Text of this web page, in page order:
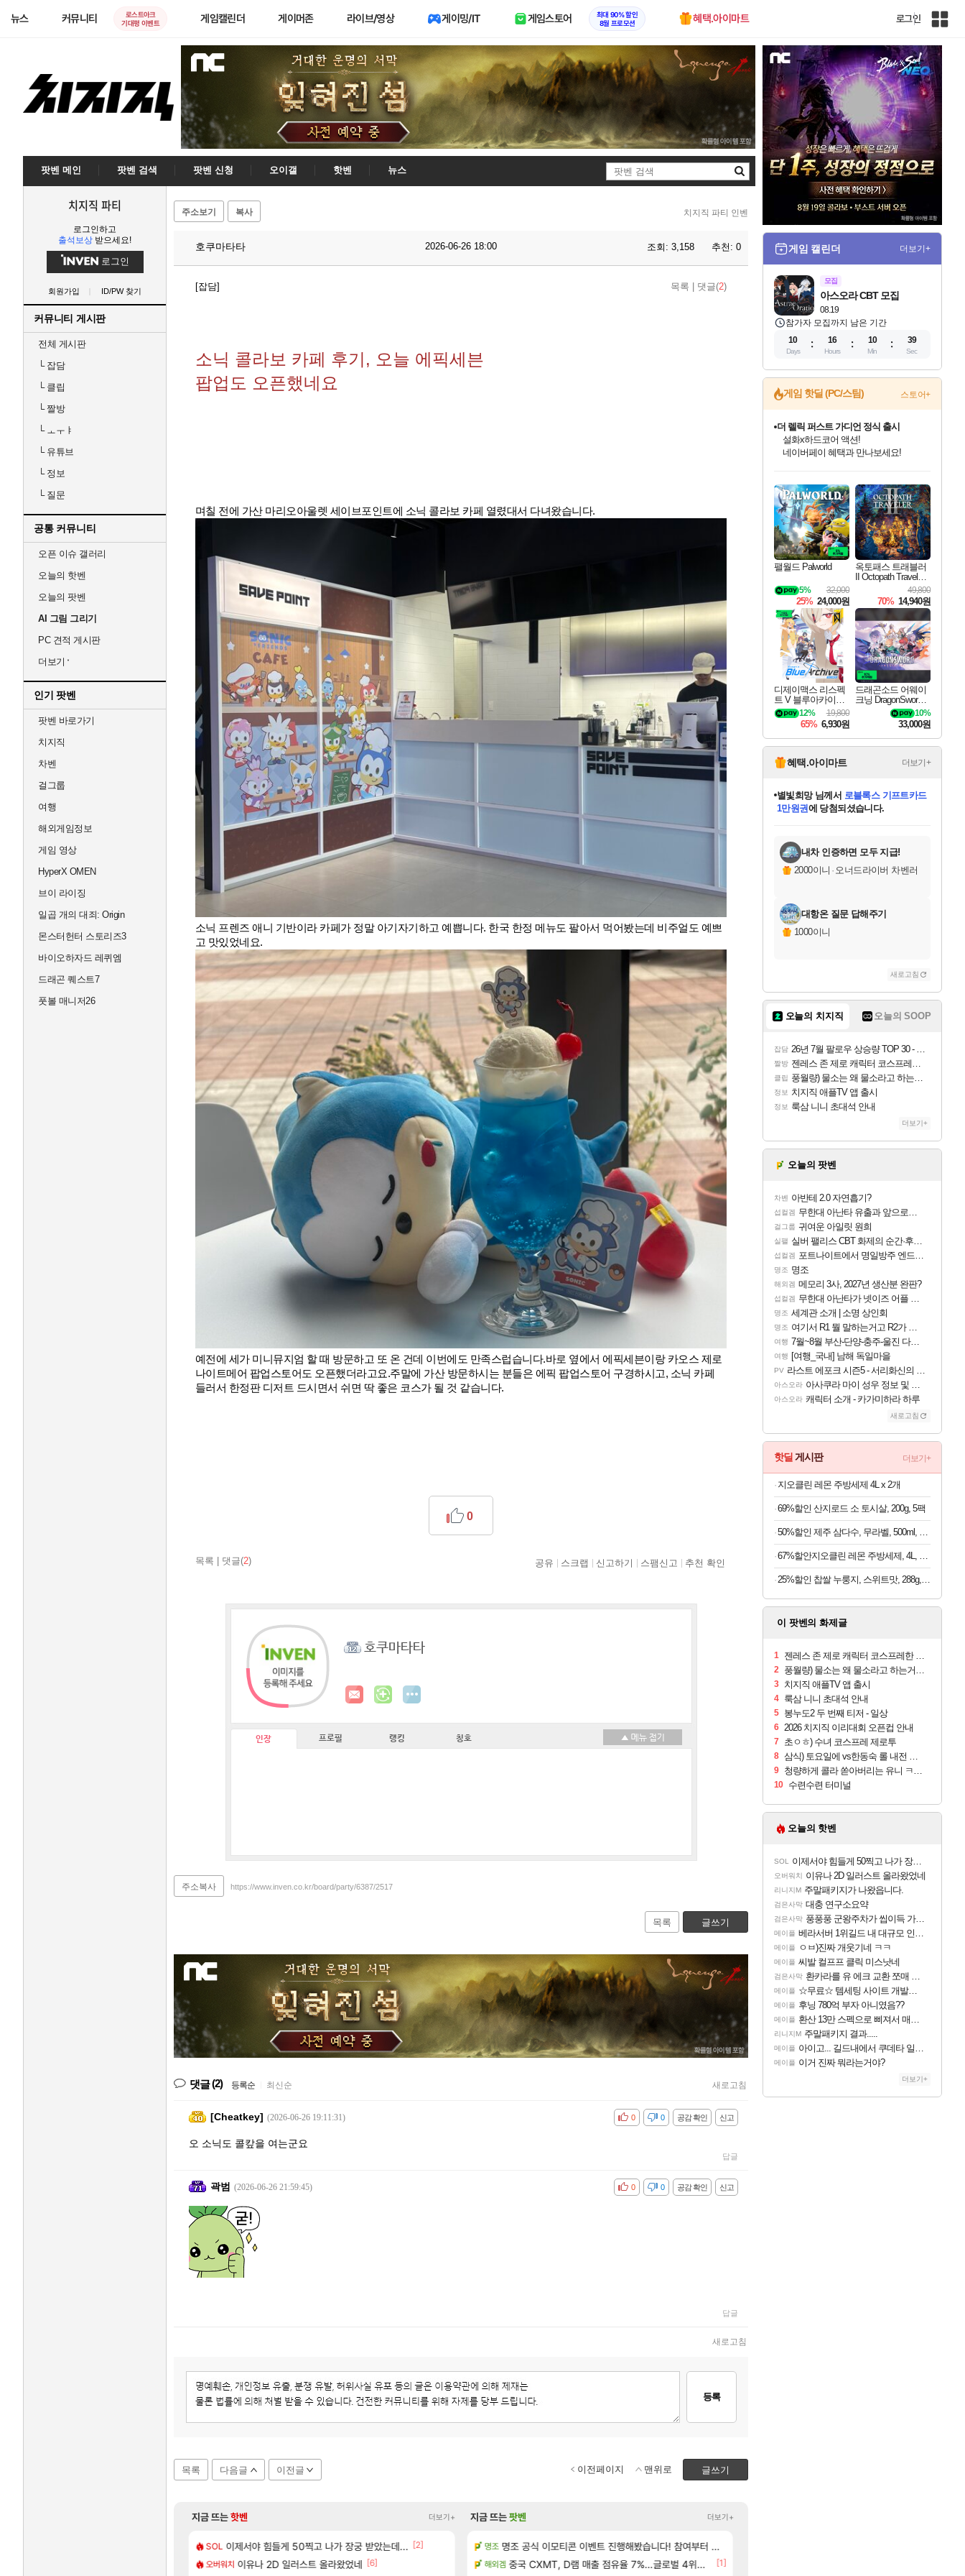
뉴스 커뮤니티
로스트아크
기대평 이벤트
게임캘린더 게이머존 라이브/영상 게이밍/IT 게임스토어
최대 90% 할인
8월 프로모션
혜택.아이마트 로그인
인
전
체
사
팟벤 메인 팟벤 검색 팟벤 신청 오이갤 핫벤
뉴스
검
치지직 파티
로그인하고
출석보상 받으세요!
로그인
회원가입 ID/PW 찾기
커뮤니티 게시판
전체 게시판
└잡담
└클립
└짤방
└ㅗㅜㅑ
└유튜브
└정보
└질문
공통 커뮤니티
오픈 이슈 갤러리
오늘의 핫벤
오늘의 팟벤
AI 그림 그리기
PC 견적 게시판
더보기
인기 팟벤
팟벤 바로가기
치지직
차벤
걸그룹
여행
해외게임정보
게임 영상
HyperX OMEN
브이 라이징
일곱 개의 대죄: Origin
몬스터헌터 스토리즈3
바이오하자드 레퀴엠
드래곤 퀘스트7
풋볼 매니저26
주소보기 복사 치지직 파티 인벤
호쿠마타타 2026-06-26 18:00 조회: 3,158 추천: 0
[잡담] 목록 댓글(2)
소닉 콜라보 카페 후기, 오늘 에픽세븐
팝업도 오픈했네요
며칠 전에 가산 마리오아울렛 세이브포인트에 소닉 콜라보 카페 열렸대서 다녀왔습니다.
소닉 프렌즈 애니 기반이라 카페가 정말 아기자기하고 예쁩니다. 한국 한정 메뉴도 팔아서 먹어봤는데 비주얼도 예쁘
고 맛있었네요.
예전에 세가 미니뮤지엄 할 때 방문하고 또 온 건데 이번에도 만족스럽습니다.바로 옆에서 에픽세븐이랑 카오스 제로
나이트메어 팝업스토어도 오픈했더라고요.주말에 가산 방문하시는 분들은 에픽 팝업스토어 구경하시고, 소닉 카페
들러서 한정판 디저트 드시면서 쉬면 딱 좋은 코스가 될 것 같습니다.
목록 댓글(2)
0
공유 스크랩 신고하기 스팸신고 추천 확인
호쿠마타타
인장 프로필 랭킹 칭호
주소복사 https://www.inven.co.kr/board/party/6387/2517
목록 글쓰기
댓글(2) 등록순 최신순 새로고침
[Cheatkey] (2026-06-26 19:11:31) 신고
공감 확인
비공감 0
0
오 소닉도 콜캎을 여는군요
답글
곽범 (2026-06-26 21:59:45) 신고
공감 확인
비공감 0
0
답글
새로고침
등록
목록 다음글 이전글 글쓰기
이전페이지 맨위로
지금 뜨는핫벤 더보기+
SOL 이제서야 힘들게 50찍고 나가 장궁 받았는데... [2]
오버워치 이유나 2D 일러스트 올라왔었네 [6]
메이플 베라서버 1위길드 내 대규모 인원이탈종용 추정사건
[254]
메이플 ㅇㅂ)진짜 개웃기네 ㅋㅋ [49]
지금 뜨는팟벤 더보기+
비스트 모든 엘리트 골렘 위치 공략 (30개) - 방랑 결투가
아스오라 카가미하라 하루 성우 정보 및 주요 필모
명조 명조 공식 이모티콘 이벤트 진행해봤습니다! 참여부터 추첨까지????
해외겜 중국 CXMT, D램 매출 점유율 7%…글로벌 4위로 부상 [1]
게임 캘린더 더보기+
모집
08.19
아스오라 CBT 모집
참가자 모집까지 남은 기간
10
Days
16
Hours
10
Min
37
Sec
게임 핫딜 (PC/스팀) 스토어+
최대 90% 할인가를 만나보세요!
네이버혜택과 함께 만나보세요!
50%할인&추가 적립까지!
네이버 포인트 혜택까지!
이니&베니 혜택까지!
네이버 혜택가와 함께 예약하세요!
할인&네이버혜택으로 만나보세요!
더 렐릭 퍼스트 가디언 정식 출시
설화x하드코어 액션!
네이버페이 혜택과 만나보세요!
40주년 프로모션으로 만나보세요!
할인가에 만나보세요!
일부 에디션 상시 할인!
혜택으로 예약 판매 중
편안하게 충전하세요
팰월드 Palworld
32,000
5%
25% 24,000원
옥토패스 트래블러
II Octopath Traveler I
49,800
70% 14,940원
디제이맥스 리스펙
트 V 블루아카이브
팩 DJMAX RESPE
CT V Blue Archive P
ack DLC
19,800
12%
65% 6,930원
드래곤소드 어웨이
크닝 DragonSword A
10%
33,000원
혜택.아이마트 더보기+
교환.
당첨되셨습니다.
당첨되셨습니다.
당첨되셨습니다.
별빛희망님께서 로블록스 기프트카드
1만원권에 당첨되셨습니다.
당첨되셨습니다.
당첨되셨습니다.
당첨되셨습니다.
당첨되셨습니다.
에디션 (스팀코드)를 교환.
당첨되셨습니다.
내차 인증하면 모두 지급!
2000이니 · 오너드라이버 차벤러
대항온 질문 답해주기
1000이니
새로고침
오늘의 치지직 오늘의 SOOP
잡담 26년 7월 팔로우 상승량 TOP 30 - 월간 치지직
짤방 젠레스 존 제로 캐릭터 코스프레한 꽁주
클립 풍월량) 물소는 왜 물소라고 하는거야? 아! 그만 ㅋㅋ
정보 치지직 애플TV 앱 출시
정보 룩삼 니니 초대석 안내
더보기+
오늘의 팟벤
차벤 아반테 2.0 자연흡기?
섭컬겜 무한대 아난타 유출과 앞으로의 예상 (루머)
걸그룹 귀여운 아일릿 원희
실팰 실버 팰리스 CBT 화제의 순간·후기 모음
섭컬겜 포트나이트에서 명일방주 엔드필드 [펠리카] 판매 예정
명조 명조
해외겜 메모리 3사, 2027년 생산분 완판?
섭컬겜 무한대 아난타가 넷이즈 어플 달력에 일정 등록
명조 세계관 소개 | 소명 상인회
명조 여기서 R1 뭘 말하는거고 R2가 뭘말하는걸까요?
여행 7월~8월 부산-단양-충주-울진 다녀왔어요~
여행 [여행_국내] 남해 독일마을
PV 라스트 에포크 시즌5 - 서리화신의 분노 티저
아스오라 아사쿠라 마이 성우 정보 및 주요 필모
아스오라 캐릭터 소개 - 카가미하라 하루
새로고침
핫딜 게시판 더보기+
지오클린 레몬 주방세제 4L x 2개
69%할인 산지로드 소 토시살, 200g, 5팩
50%할인 제주 삼다수, 무라벨, 500ml, 40개
67%할안지오클린 레몬 주방세제, 4L, 2개
25%할인 찹쌀 누룽지, 스위트맛, 288g, 4개
이 팟벤의 화제글
1 젠레스 존 제로 캐릭터 코스프레한 꽁주
2 풍월량) 물소는 왜 물소라고 하는거야? 아! 그만 ㅋㅋ
3 치지직 애플TV 앱 출시
4 룩삼 니니 초대석 안내
5 봉누도2 두 번째 티저 - 일상
6 2026 치지직 이리대회 오픈컵 안내
7 초ㅇㅎ) 수녀 코스프레 제로투
8 삼식) 토요일에 vs한동숙 롤 내전 예정
9 청량하게 콜라 쏟아버리는 유니 ㅋㅋㅋ
10 수련수련 터미널
오늘의 핫벤
SOL 이제서야 힘들게 50찍고 나가 장궁 받았는데...
오버워치 이유나 2D 일러스트 올라왔었네
리니지M 주말패키지가 나왔읍니다.
검은사막 대충 연구소요약
검은사막 풍풍풍 군왕주차가 씹이득 가성비라고 ????
메이플 베라서버 1위길드 내 대규모 인원이탈종용 추정사건
메이플 ㅇㅂ)진짜 개웃기네 ㅋㅋ
메이플 씨발 컬프프 클릭 미스낫네
검은사막 환카라를 유 에크 교환 쪼매 서운함..
메이플 ☆무료☆ 템세팅 사이트 개발자입니다
메이플 후닝 780억 부자 아니였음??
메이플 환산 13만 스펙으로 삐져서 매주 수로 10만점 치고있으면 ㅋㅋ
리니지M 주말패키지 결과.....
메이플 아이고... 길드내에서 쿠데타 일어났네
메이플 이거 진짜 뭐라는거야?
더보기+